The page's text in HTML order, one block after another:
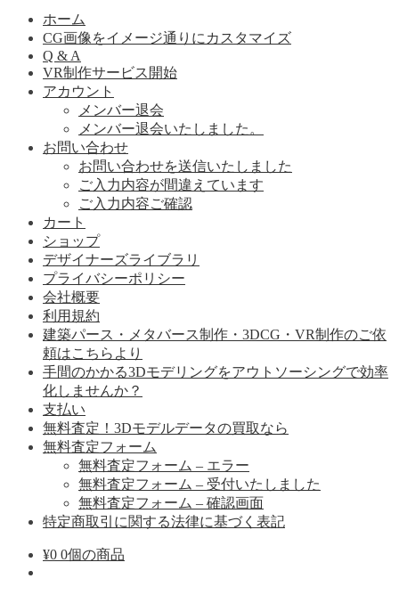
ホーム
CG画像をイメージ通りにカスタマイズ
Q & A
VR制作サービス開始
アカウント
メンバー退会
メンバー退会いたしました。
お問い合わせ
お問い合わせを送信いたしました
ご入力内容が間違えています
ご入力内容ご確認
カート
ショップ
デザイナーズライブラリ
プライバシーポリシー
会社概要
利用規約
建築パース・メタバース制作・3DCG・VR制作のご依
頼はこちらより
手間のかかる3Dモデリングをアウトソーシングで効率
化しませんか？
支払い
無料査定！3Dモデルデータの買取なら
無料査定フォーム
無料査定フォーム – エラー
無料査定フォーム – 受付いたしました
無料査定フォーム – 確認画面
特定商取引に関する法律に基づく表記
¥0 0個の商品